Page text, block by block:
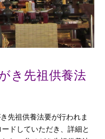
き先祖供養法
先祖供養法要が行われま
ドしていただき、詳細と